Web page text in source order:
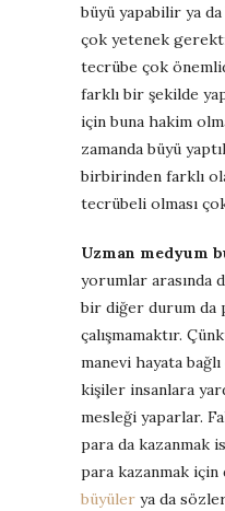
büyü yapabilir ya
çok yetenek
tecrübe çok
farklı bir şekilde
için buna hakim
zamanda büyü
birbirinden farklı
tecrübeli olması
Uzman medyum
yorumlar arasında
bir diğer durum da
çalışmamaktır.
manevi hayata
kişiler insanlara
mesleği yaparlar.
para da kazanmak
para kazanmak için
büyüler ya da